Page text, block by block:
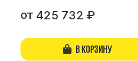
от 425 732 ₽
В корзину